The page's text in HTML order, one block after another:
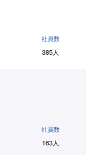
社員数
385人
社員数
163人